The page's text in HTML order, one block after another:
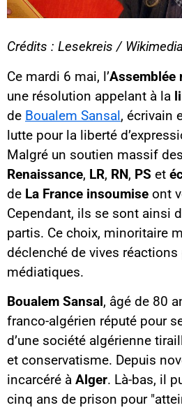
Crédits : Lesekreis /
Ce mardi 6 mai, l’Assemblée
une résolution appelant à la
de Boualem Sansal, écrivain
lutte pour la liberté
Malgré un soutien massif
Renaissance, LR, RN, PS et
de La France insoumise ont
Cependant, ils se sont ainsi
partis. Ce choix, minoritaire
déclenché de vives
médiatiques.
Boualem Sansal, âgé de 80
franco-algérien réputé pour
d’une société algérienne
et conservatisme. Depuis
incarcéré à Alger. Là-bas, il
cinq ans de prison pour